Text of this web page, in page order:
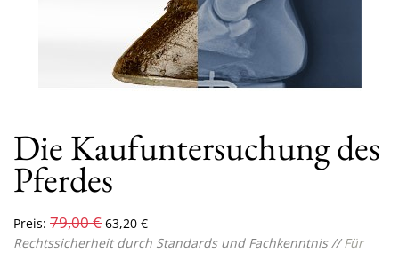
Die Kaufuntersuchung des
Pferdes
Preis: 79,00€ 63,20 €
Rechtssicherheit durch Standards und Fachkenntnis //Für